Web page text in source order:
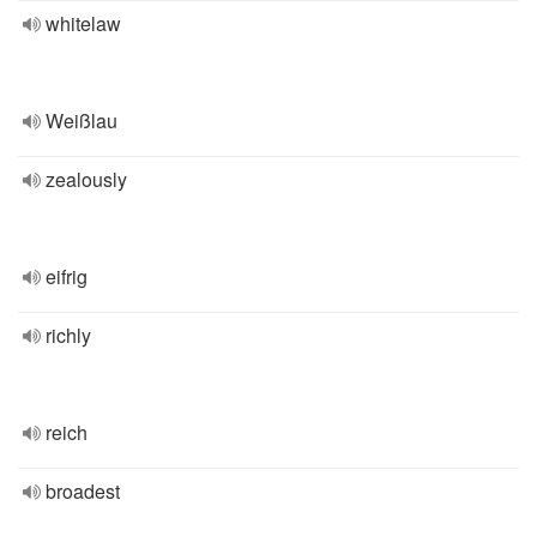
whitelaw
Weißlau
zealously
eifrig
richly
reich
broadest